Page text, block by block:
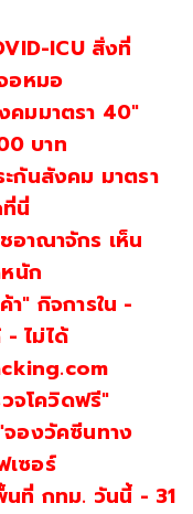
ICU สิ่งที่
อหมอ
คมมาตรา 40"
บาท
กันสังคม มาตรา
นี่
าณาจักร เห็น
นัก
" กิจการใน -
- ไม่ได้
จโควิดฟรี"
องวัคซีนทาง
เซอร์
นที่ กทม. วันนี้ - 31